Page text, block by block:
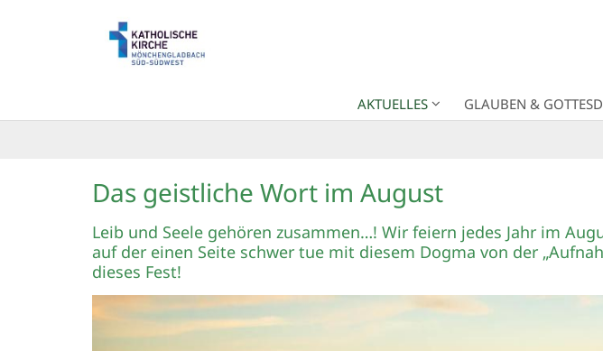
AKTUELLES GLAUBEN &
Das geistliche Wort im August
Leib und Seele gehören zusammen…! Wir feiern jedes Jahr im
auf der einen Seite schwer tue mit diesem Dogma von der
dieses Fest!